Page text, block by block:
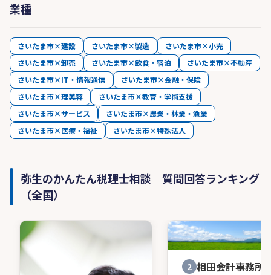
業種
さいたま市×建設 さいたま市×製造
さいたま市×小売
さいたま市×卸売
さいたま市×飲食・宿泊
さいたま市×不動産
さいたま市×IT・情報通信
さいたま市×金融・保険
さいたま市×理美容
さいたま市×教育・学術支援
さいたま市×サービス
さいたま市×農業・林業・漁業
さいたま市×医療・福祉
さいたま市×特殊法人
弥生のかんたん税理士相談 質問回答ランキング
（全国）
2 相田会計事務所